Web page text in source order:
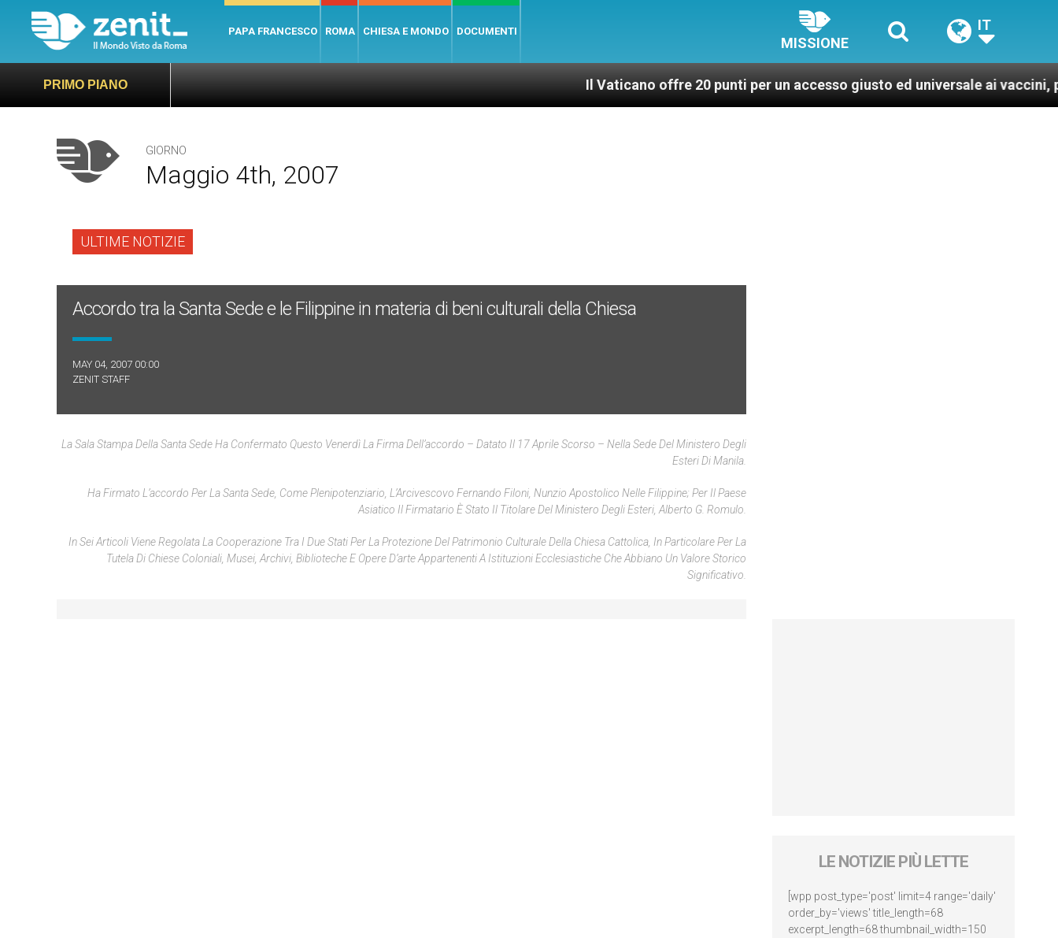
PAPA FRANCESCO ROMA CHIESA E MONDO DOCUMENTI
MISSIONE
IT
PRIMO PIANO Il Vaticano offre 20 punti per un accesso giusto ed universale ai vaccini, per un
GIORNO
Maggio 4th, 2007
ULTIME NOTIZIE
Accordo tra la Santa Sede e le Filippine in materia di beni culturali della Chiesa
MAY 04, 2007 00:00
ZENIT STAFF
La Sala Stampa Della Santa Sede Ha Confermato Questo Venerdì La Firma Dell’accordo – Datato Il 17 Aprile Scorso – Nella Sede Del Ministero Degli
Esteri Di Manila.
Ha Firmato L’accordo Per La Santa Sede, Come Plenipotenziario, L’Arcivescovo Fernando Filoni, Nunzio Apostolico Nelle Filippine; Per Il Paese
Asiatico Il Firmatario È Stato Il Titolare Del Ministero Degli Esteri, Alberto G. Romulo.
In Sei Articoli Viene Regolata La Cooperazione Tra I Due Stati Per La Protezione Del Patrimonio Culturale Della Chiesa Cattolica, In Particolare Per La
Tutela Di Chiese Coloniali, Musei, Archivi, Biblioteche E Opere D’arte Appartenenti A Istituzioni Ecclesiastiche Che Abbiano Un Valore Storico
Significativo.
LE NOTIZIE PIÙ LETTE
[wpp post_type='post' limit=4 range='daily'
order_by='views' title_length=68
excerpt_length=68 thumbnail_width=150